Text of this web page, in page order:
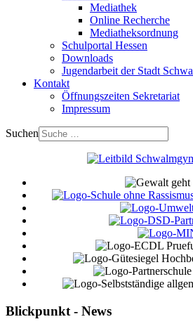
Mediathek
Online Recherche
Mediatheksordnung
Schulportal Hessen
Downloads
Jugendarbeit der Stadt
Kontakt
Öffnungszeiten Sekretariat
Impressum
Suchen
Blickpunkt - News